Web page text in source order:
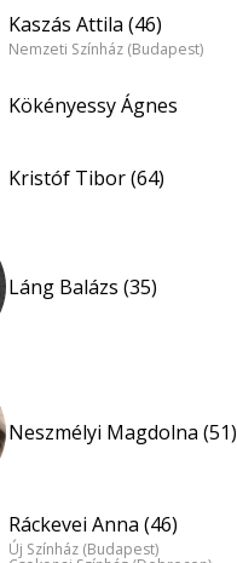
Kaszás Attila (46)
Nemzeti Színház (Budapest)
Kökényessy Ágnes
Kristóf Tibor (64)
Láng Balázs (35)
Neszmélyi Magdolna (51)
Ráckevei Anna (46)
Új Színház (Budapest)